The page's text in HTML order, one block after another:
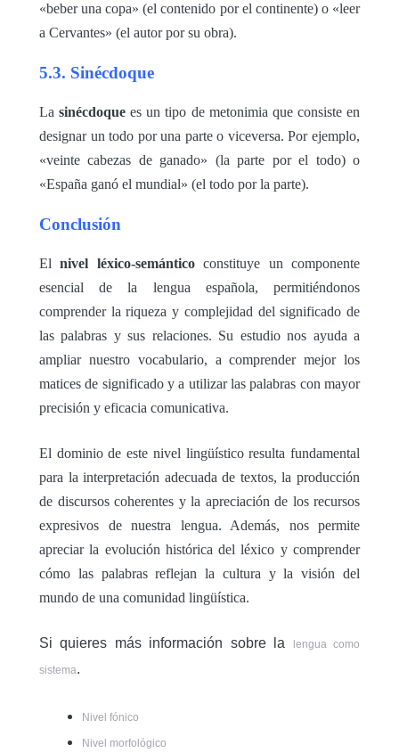
«beber una copa» (el contenido por el continente) o «leer
a Cervantes» (el autor por su obra).
5.3. Sinécdoque
Lasinécdoque es un tipo de metonimia que consiste en
designar un todo por una parte o viceversa. Por ejemplo,
«veinte cabezas de ganado» (la parte por el todo) o
«España ganó el mundial» (el todo por la parte).
Conclusión
Elnivel léxico-semánticoconstituye un componente
esencial de la lengua española, permitiéndonos
comprender la riqueza y complejidad del significado de
las palabras y sus relaciones. Su estudio nos ayuda a
ampliar nuestro vocabulario, a comprender mejor los
matices de significado y a utilizar las palabras con mayor
precisión y eficacia comunicativa.
El dominio de este nivel lingüístico resulta fundamental
para la interpretación adecuada de textos, la producción
de discursos coherentes y la apreciación de los recursos
expresivos de nuestra lengua. Además, nos permite
apreciar la evolución histórica del léxico y comprender
cómo las palabras reflejan la cultura y la visión del
mundo de una comunidad lingüística.
Si quieres más información sobre la lengua como
sistema.
Nivel fónico
Nivel morfológico